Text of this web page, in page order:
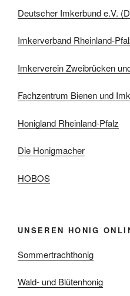
Deutscher Imkerbund e.V.
Imkerverband Rheinland-
Imkerverein Zweibrücken
Fachzentrum Bienen und
Honigland Rheinland-Pfalz
Die Honigmacher
HOBOS
UNSEREN HONIG
Sommertrachthonig
Wald- und Blütenhonig